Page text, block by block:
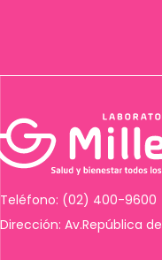
Teléfono: (02) 400-9600
Dirección: Av.República